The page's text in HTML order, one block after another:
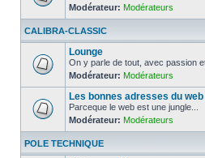
Modérateur: Modérateurs
CALIBRA-CLASSIC
Lounge
On y parle de tout, avec passion et
Modérateur: Modérateurs
Les bonnes adresses du web
Parceque le web est une jungle...
Modérateur: Modérateurs
POLE TECHNIQUE